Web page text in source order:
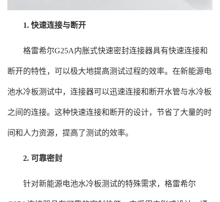
1. 快速连接与断开
格雷希尔G25A内胀式快速密封连接器具有快速连接和
断开的特性，可以极大地提高测试过程的效率。在新能源电
池水冷板测试中，连接器可以迅速连接和断开水管与水冷板
之间的连接。这种快速连接和断开的设计，节省了大量的时
间和人力资源，提高了测试的效率。
2. 可靠密封
针对新能源电池水冷板测试的特殊需求，格雷希尔